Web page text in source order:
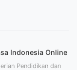
Indonesia Online
Pendidikan dan